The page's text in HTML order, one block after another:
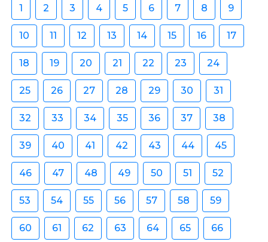
1 2 3 4 5 6 7 8 9
10 11 12 13 14 15 16 17
18 19 20 21 22 23 24
25 26 27 28 29 30 31
32 33 34 35 36 37 38
39 40 41 42 43 44 45
46 47 48 49 50 51 52
53 54 55 56 57 58 59
60 61 62 63 64 65 66